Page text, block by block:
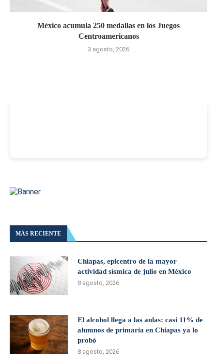
México acumula 250 medallas en los Juegos
Centroamericanos
3 agosto, 2026
MÁS RECIENTE
Chiapas, epicentro de la mayor
actividad sísmica de julio en México
8 agosto, 2026
El alcohol llega a las aulas: casi 11% de
alumnos de primaria en Chiapas ya lo
probó
8 agosto, 2026